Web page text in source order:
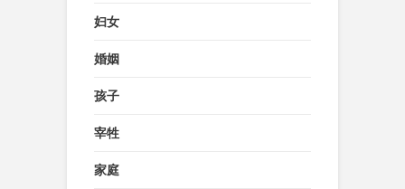
妇女
婚姻
孩子
宰牲
家庭